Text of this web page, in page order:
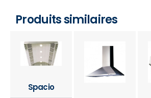
Produits similaires
Spacio